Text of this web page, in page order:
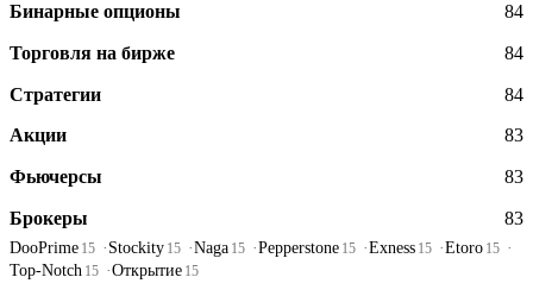
Бинарные опционы 84
Торговля на бирже 84
Стратегии 84
Акции 83
Фьючерсы 83
Брокеры 83
DooPrime 15 Stockity 15 Naga 15 Pepperstone 15 Exness 15 Etoro 15
Top-Notch 15 Открытие 15